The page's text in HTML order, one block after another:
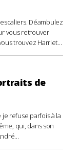
Déambulez
vous retrouver
trouvez Harriet...
de
refuse parfois à la
qui, dans son